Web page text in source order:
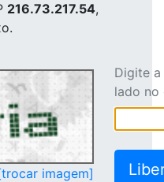
216.73.217.54,
imagem]
Digite
lado no